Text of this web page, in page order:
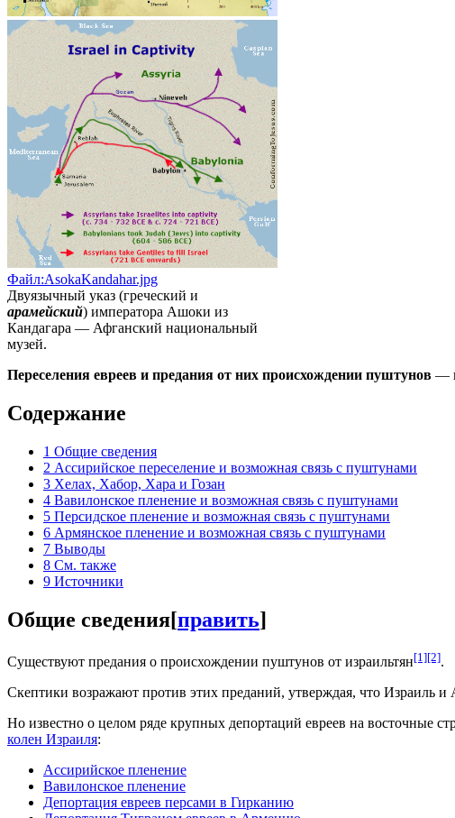
Файл:AsokaKandahar.jpg
Двуязычный указ (греческий и
арамейский) императора Ашоки из
Кандагара — Афганский национальный
музей.
Переселения евреев и предания от них происхождении пуштунов —
Содержание
1 Общие сведения
2 Ассирийское переселение и возможная связь с пуштунами
3 Хелах, Хабор, Хара и Гозан
4 Вавилонское пленение и возможная связь с пуштунами
5 Персидское пленение и возможная связь с пуштунами
6 Армянское пленение и возможная связь с пуштунами
7 Выводы
8 См. также
9 Источники
Общие сведения[править]
Существуют предания о происхождении пуштунов от израильтян[1][2].
Скептики возражают против этих преданий, утверждая, что Израиль и
Но известно о целом ряде крупных депортаций евреев на восточные
колен Израиля:
Ассирийское пленение
Вавилонское пленение
Депортация евреев персами в Гирканию